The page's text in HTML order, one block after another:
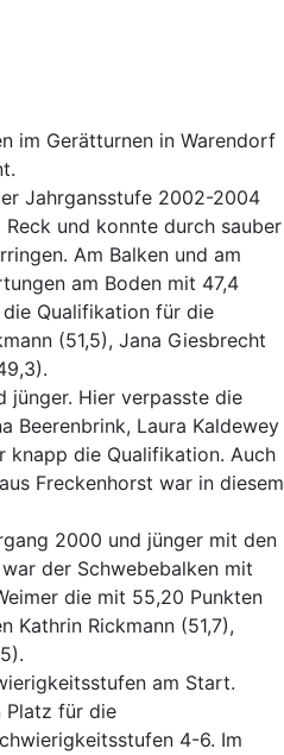
im Gerätturnen in Warendorf
Jahrgansstufe 2002-2004
und konnte durch sauber
Am Balken und am
am Boden mit 47,4
Qualifikation für die
(51,5), Jana Giesbrecht
jünger. Hier verpasste die
Beerenbrink, Laura Kaldewey
knapp die Qualifikation. Auch
Freckenhorst war in diesem
2000 und jünger mit den
der Schwebebalken mit
die mit 55,20 Punkten
Kathrin Rickmann (51,7),
am Start.
Platz für die
4-6. Im